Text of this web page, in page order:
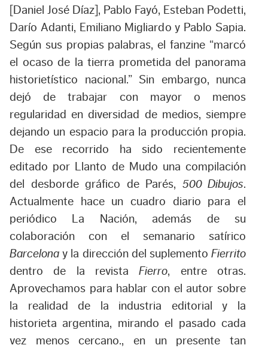
[Daniel José Díaz], Pablo Fayó, Esteban Podetti,
Darío Adanti, Emiliano Migliardo y Pablo Sapia.
Según sus propias palabras, el fanzine “marcó
el ocaso de la tierra prometida del panorama
historietístico nacional.” Sin embargo, nunca
dejó de trabajar con mayor o menos
regularidad en diversidad de medios, siempre
dejando un espacio para la producción propia.
De ese recorrido ha sido recientemente
editado por Llanto de Mudo una compilación
del desborde gráfico de Parés, 500 Dibujos.
Actualmente hace un cuadro diario para el
periódico La Nación, además de su
colaboración con el semanario satírico
Barcelona y la dirección del suplemento Fierrito
dentro de la revistaFierro, entre otras.
Aprovechamos para hablar con el autor sobre
la realidad de la industria editorial y la
historieta argentina, mirando el pasado cada
vez menos cercano., en un presente tan